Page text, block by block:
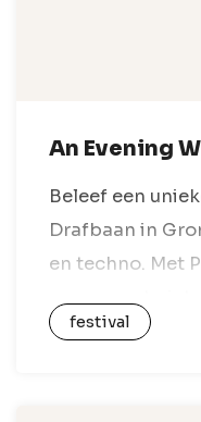
An Evening
Beleef een
Drafbaan in
en techno. Met
festival